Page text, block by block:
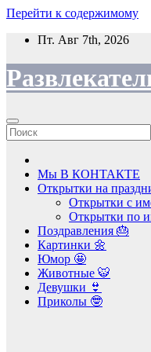
Перейти к содержимому
Пт. Авг 7th, 2026
Мы В КОНТАКТЕ
Открытки на
Открытки с
Открытки по
Поздравления 🎂
Картинки 🌼
Юмор 🤩
Животные 🐯
Девушки 👙
Приколы 🤓